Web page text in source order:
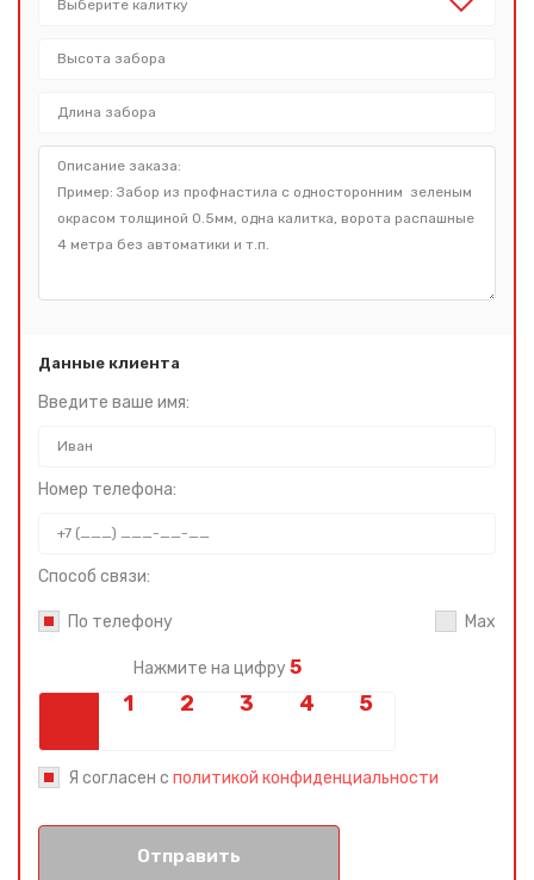
Данные клиента
Введите ваше имя:
Номер телефона:
Способ связи:
По телефону Max
Нажмите на цифру 5
Я согласен с политикой конфиденциальности
Отправить